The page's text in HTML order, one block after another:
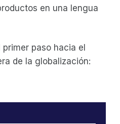
en una lengua
paso hacia el
de la globalización: